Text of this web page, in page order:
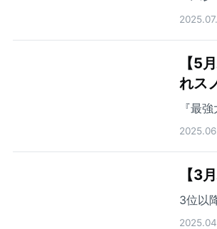
【5
れス
『最
【3
3位以